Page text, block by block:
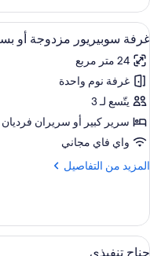
جناح
جونيور
استعراض
جميع
صور
غرفة
سوبيريور
مزدوجة
أو
بسريرين
منفصلين
6
غرفة سوبيريور مزدوجة أو
24 متر مربع
غرفة نوم واحدة
يتّسع لـ 3
سرير كبير‫‬ أو سريران فرديان
واي فاي مجاني
المزيد من التفاصيل
المزيد
غرفة
سوبيريور
مزدوجة
استعراض
3
جناح تنفيذي